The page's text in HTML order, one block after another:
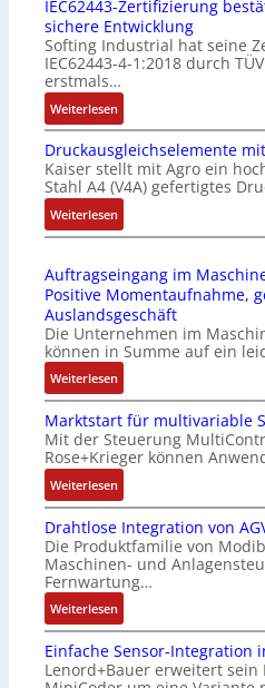
d
u
s
t
r
i
e
-
P
C
l
ä
s
t
s
i
c
h
f
l
e
x
i
b
e
l
f
ü
r
i
e
i
l
f
u
n
k
m
o
d
u
l
e
r
i
n
g
e
n
G
u
n
d
5
G
a
u
d
n
R
IEC62443-Zertifizierung
sichere Entwicklung
Softing Industrial hat seine
IEC62443-4-1:2018 durch
erstmals…
Weiterlesen:
I
E
6
2
4
3
-
Z
e
r
t
i
f
i
z
i
e
u
n
g
b
e
s
t
Druckausgleichselemente
Kaiser stellt mit Agro ein
Stahl A4 (V4A) gefertigtes
Weiterlesen:
D
u
c
k
a
u
s
g
l
e
i
c
h
e
l
e
m
e
n
t
Auftragseingang im
Positive Momentaufnahme,
Auslandsgeschäft
Die Unternehmen im
können in Summe auf ein
Weiterlesen:
A
u
f
t
r
a
g
s
e
i
n
g
a
n
Marktstart für multivariable
Mit der Steuerung
Rose+Krieger können
Weiterlesen:
M
a
r
k
t
s
t
a
r
Drahtlose Integration von
Die Produktfamilie von
Maschinen- und
Fernwartung…
Weiterlesen:
D
r
a
Einfache Sensor-Integration
Lenord+Bauer erweitert